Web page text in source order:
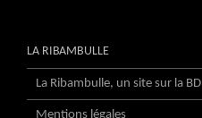
LA RIBAMBULLE
La Ribambulle, un site sur la BD
Mentions légales